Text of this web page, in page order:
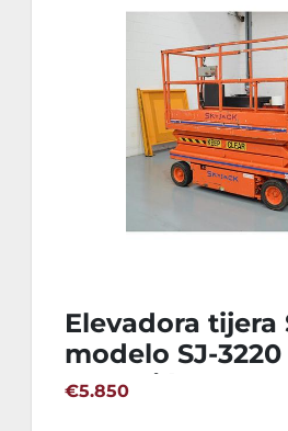
Elevadora tijera
modelo SJ-
elevación 6m
€5.850